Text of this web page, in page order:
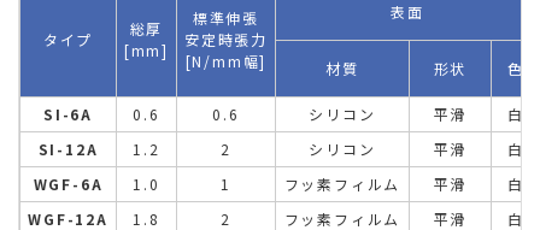
タイプ
総厚
[mm]
標準伸張
安定時張力
[N/mm幅]
表面
材質 形状 色
SI-6A 0.6 0.6 シリコン 平滑
白
SI-12A
1.2 2 シリコン 平滑
白
WGF-6A
1.0 1 フッ素フィルム 平滑
白
WGF-12A
1.8 2 フッ素フィルム 平滑 白